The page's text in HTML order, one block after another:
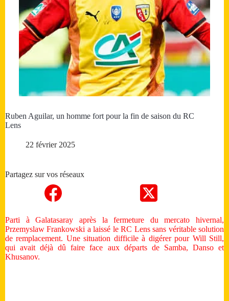
Ruben Aguilar, un homme fort pour la fin de saison du RC
Lens
22 février 2025
Partagez sur vos réseaux
Parti à Galatasaray après la fermeture du mercato hivernal,
Przemyslaw Frankowski a laissé le RC Lens sans véritable solution
de remplacement. Une situation difficile à digérer pour Will Still,
qui avait déjà dû faire face aux départs de Samba, Danso et
Khusanov.